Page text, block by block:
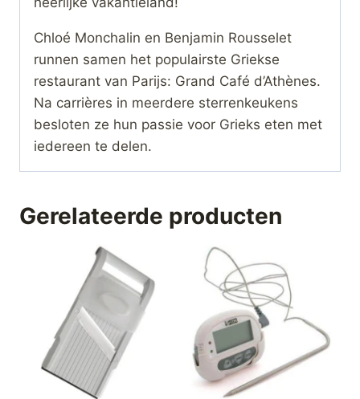
Chloé Monchalin en Benjamin Rousselet
runnen samen het populairste Griekse
restaurant van Parijs: Grand Café d’Athènes.
Na carrières in meerdere sterrenkeukens
besloten ze hun passie voor Grieks eten met
iedereen te delen.
Gerelateerde producten